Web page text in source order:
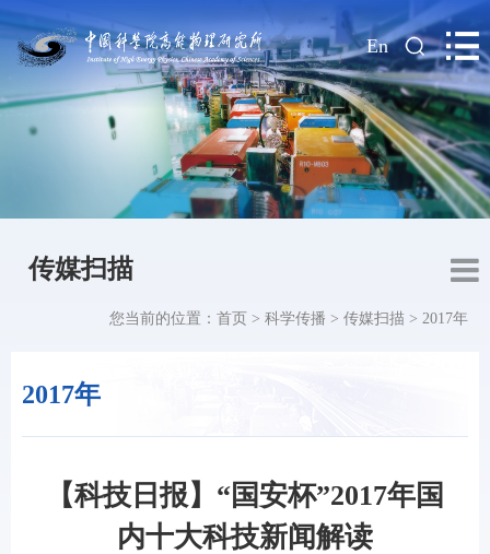
| En
传媒扫描
2017年
您当前的位置： 首页 > 科学传播 > 传媒扫描 > 2017年
【科技日报】“国安杯”2017年国
内十大科技新闻解读